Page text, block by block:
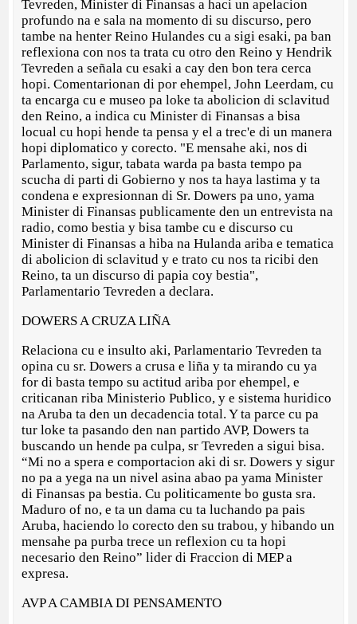
Tevreden, Minister di Finansas a haci un apelacion
profundo na e sala na momento di su discurso, pero
tambe na henter Reino Hulandes cu a sigi esaki, pa ban
reflexiona con nos ta trata cu otro den Reino y Hendrik
Tevreden a señala cu esaki a cay den bon tera cerca
hopi. Comentarionan di por ehempel, John Leerdam, cu
ta encarga cu e museo pa loke ta abolicion di sclavitud
den Reino, a indica cu Minister di Finansas a bisa
locual cu hopi hende ta pensa y el a trec'e di un manera
hopi diplomatico y corecto. "E mensahe aki, nos di
Parlamento, sigur, tabata warda pa basta tempo pa
scucha di parti di Gobierno y nos ta haya lastima y ta
condena e expresionnan di Sr. Dowers pa uno, yama
Minister di Finansas publicamente den un entrevista na
radio, como bestia y bisa tambe cu e discurso cu
Minister di Finansas a hiba na Hulanda ariba e tematica
di abolicion di sclavitud y e trato cu nos ta ricibi den
Reino, ta un discurso di papia coy bestia",
Parlamentario Tevreden a declara.
DOWERS A CRUZA LIÑA
Relaciona cu e insulto aki, Parlamentario Tevreden ta
opina cu sr. Dowers a crusa e liña y ta mirando cu ya
for di basta tempo su actitud ariba por ehempel, e
criticanan riba Ministerio Publico, y e sistema huridico
na Aruba ta den un decadencia total. Y ta parce cu pa
tur loke ta pasando den nan partido AVP, Dowers ta
buscando un hende pa culpa, sr Tevreden a sigui bisa.
“Mi no a spera e comportacion aki di sr. Dowers y sigur
no pa a yega na un nivel asina abao pa yama Minister
di Finansas pa bestia. Cu politicamente bo gusta sra.
Maduro of no, e ta un dama cu ta luchando pa pais
Aruba, haciendo lo corecto den su trabou, y hibando un
mensahe pa purba trece un reflexion cu ta hopi
necesario den Reino” lider di Fraccion di MEP a
expresa.
AVP A CAMBIA DI PENSAMENTO